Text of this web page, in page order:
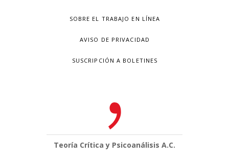
SOBRE EL TRABAJO EN LÍNEA
AVISO DE PRIVACIDAD
SUSCRIPCIÓN A BOLETINES
Teoría Crítica y Psicoanálisis A.C.